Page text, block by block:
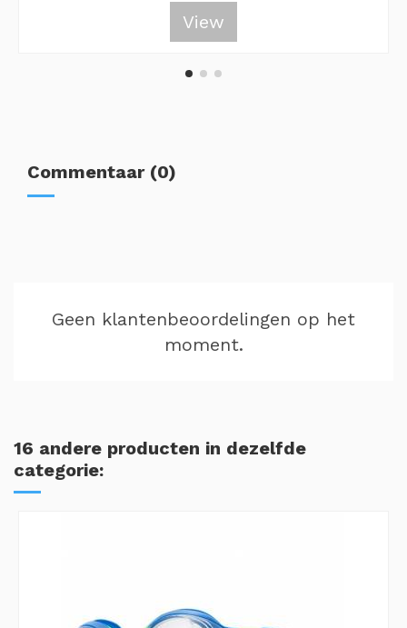
View
Commentaar (0)
Geen klantenbeoordelingen op het
moment.
16 andere producten in dezelfde
categorie: